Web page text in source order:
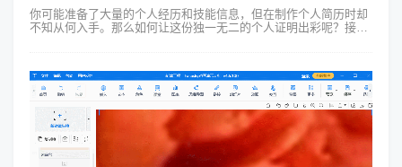
你可能准备了大量的个人经历和技能信息，但在制作个人简历时却
不知从何入手。那么如何让这份独一无二的个人证明出彩呢？接下